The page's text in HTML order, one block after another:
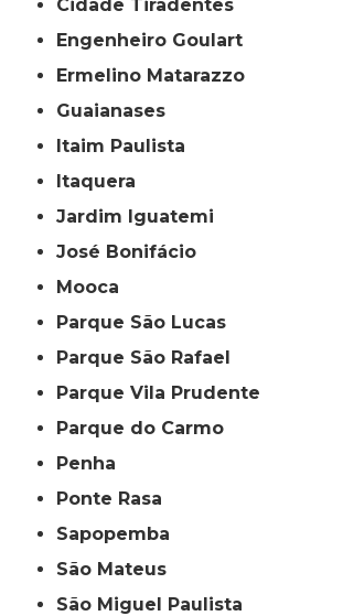
Cidade Tiradentes
Engenheiro Goulart
Ermelino Matarazzo
Guaianases
Itaim Paulista
Itaquera
Jardim Iguatemi
José Bonifácio
Mooca
Parque São Lucas
Parque São Rafael
Parque Vila Prudente
Parque do Carmo
Penha
Ponte Rasa
Sapopemba
São Mateus
São Miguel Paulista